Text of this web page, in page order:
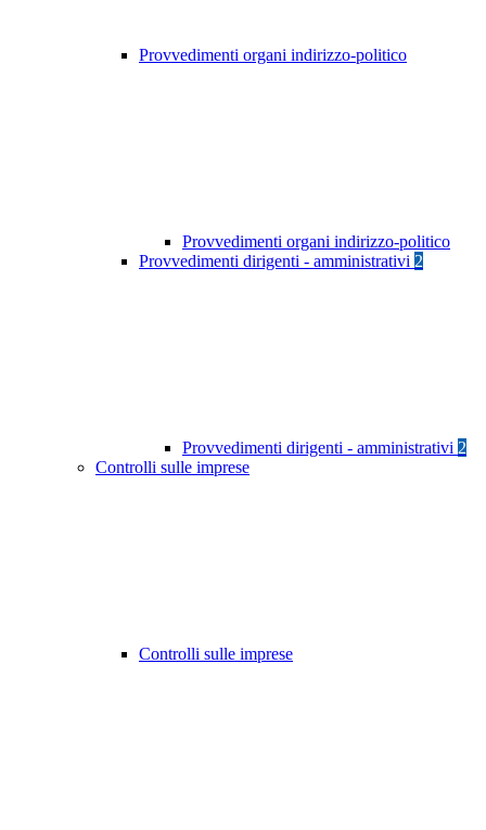
Provvedimenti organi indirizzo-politico
Provvedimenti organi indirizzo-politico
Provvedimenti dirigenti - amministrativi 2
Provvedimenti dirigenti - amministrativi 2
Controlli sulle imprese
Controlli sulle imprese